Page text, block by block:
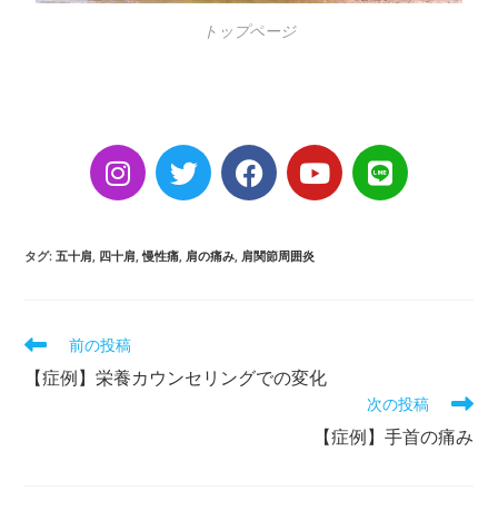
トップページ
タグ:五十肩, 四十肩, 慢性痛, 肩の痛み, 肩関節周囲炎
前の投稿
【症例】栄養カウンセリングでの変化
次の投稿
【症例】手首の痛み